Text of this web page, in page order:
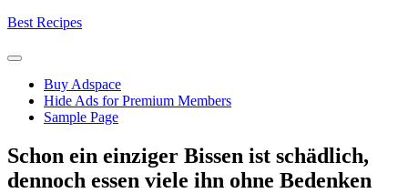
Skip
content
Best Recipes
Buy Adspace
Hide Ads for Premium Members
Sample Page
Schon ein einziger Bissen ist schädlich,
dennoch essen viele ihn ohne Bedenken